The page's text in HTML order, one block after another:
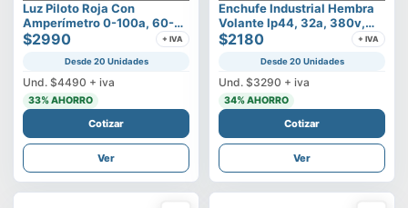
Luz Piloto Roja Con
Amperímetro 0-100a, 60-
500v
$2990 + IVA
Desde 20 Unidades
Und. $4490 + iva
33% AHORRO
Cotizar
Ver
Enchufe Industrial Hembra
Volante Ip44, 32a, 380v,
3p+t
$2180 + IVA
Desde 20 Unidades
Und. $3290 + iva
34% AHORRO
Cotizar
Ver